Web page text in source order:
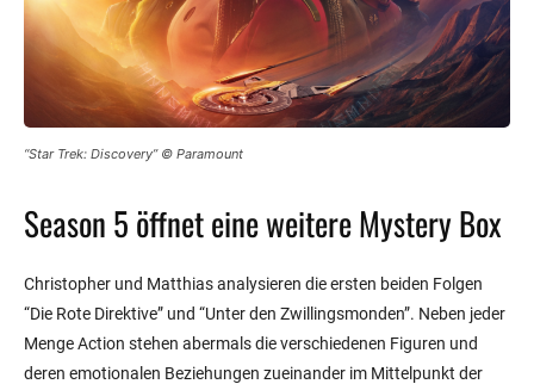
“Star Trek: Discovery” © Paramount
Season 5 öffnet eine weitere Mystery Box
Christopher und Matthias analysieren die ersten beiden Folgen
“Die Rote Direktive” und “Unter den Zwillingsmonden”. Neben jeder
Menge Action stehen abermals die verschiedenen Figuren und
deren emotionalen Beziehungen zueinander im Mittelpunkt der